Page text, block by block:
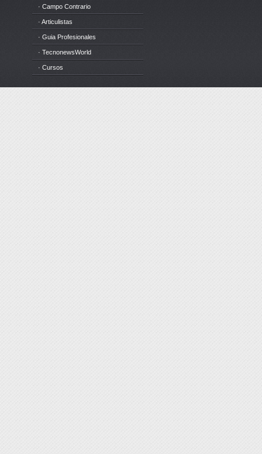
· Campo Contrario
· Articulistas
· Guia Profesionales
· TecnonewsWorld
· Cursos